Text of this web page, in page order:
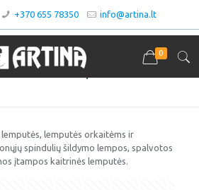
+370 655 78350 info@artina.lt
0
lempos
lemputės orkaitėms ir
spindulių šildymo lempos, spalvotos
įtampos kaitrinės lemputės.